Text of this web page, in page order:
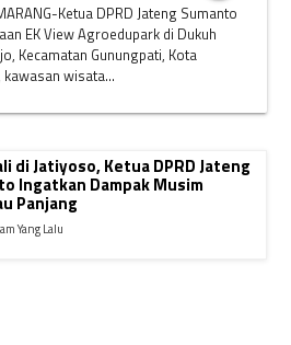
Ketua DPRD Jateng Sumanto
EK View Agroedupark di Dukuh
Kecamatan Gunungpati, Kota
wisata...
di Jatiyoso, Ketua DPRD Jateng
Ingatkan Dampak Musim
Panjang
Yang Lalu